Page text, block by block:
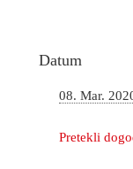
Datum
08. Mar.
Pretekli